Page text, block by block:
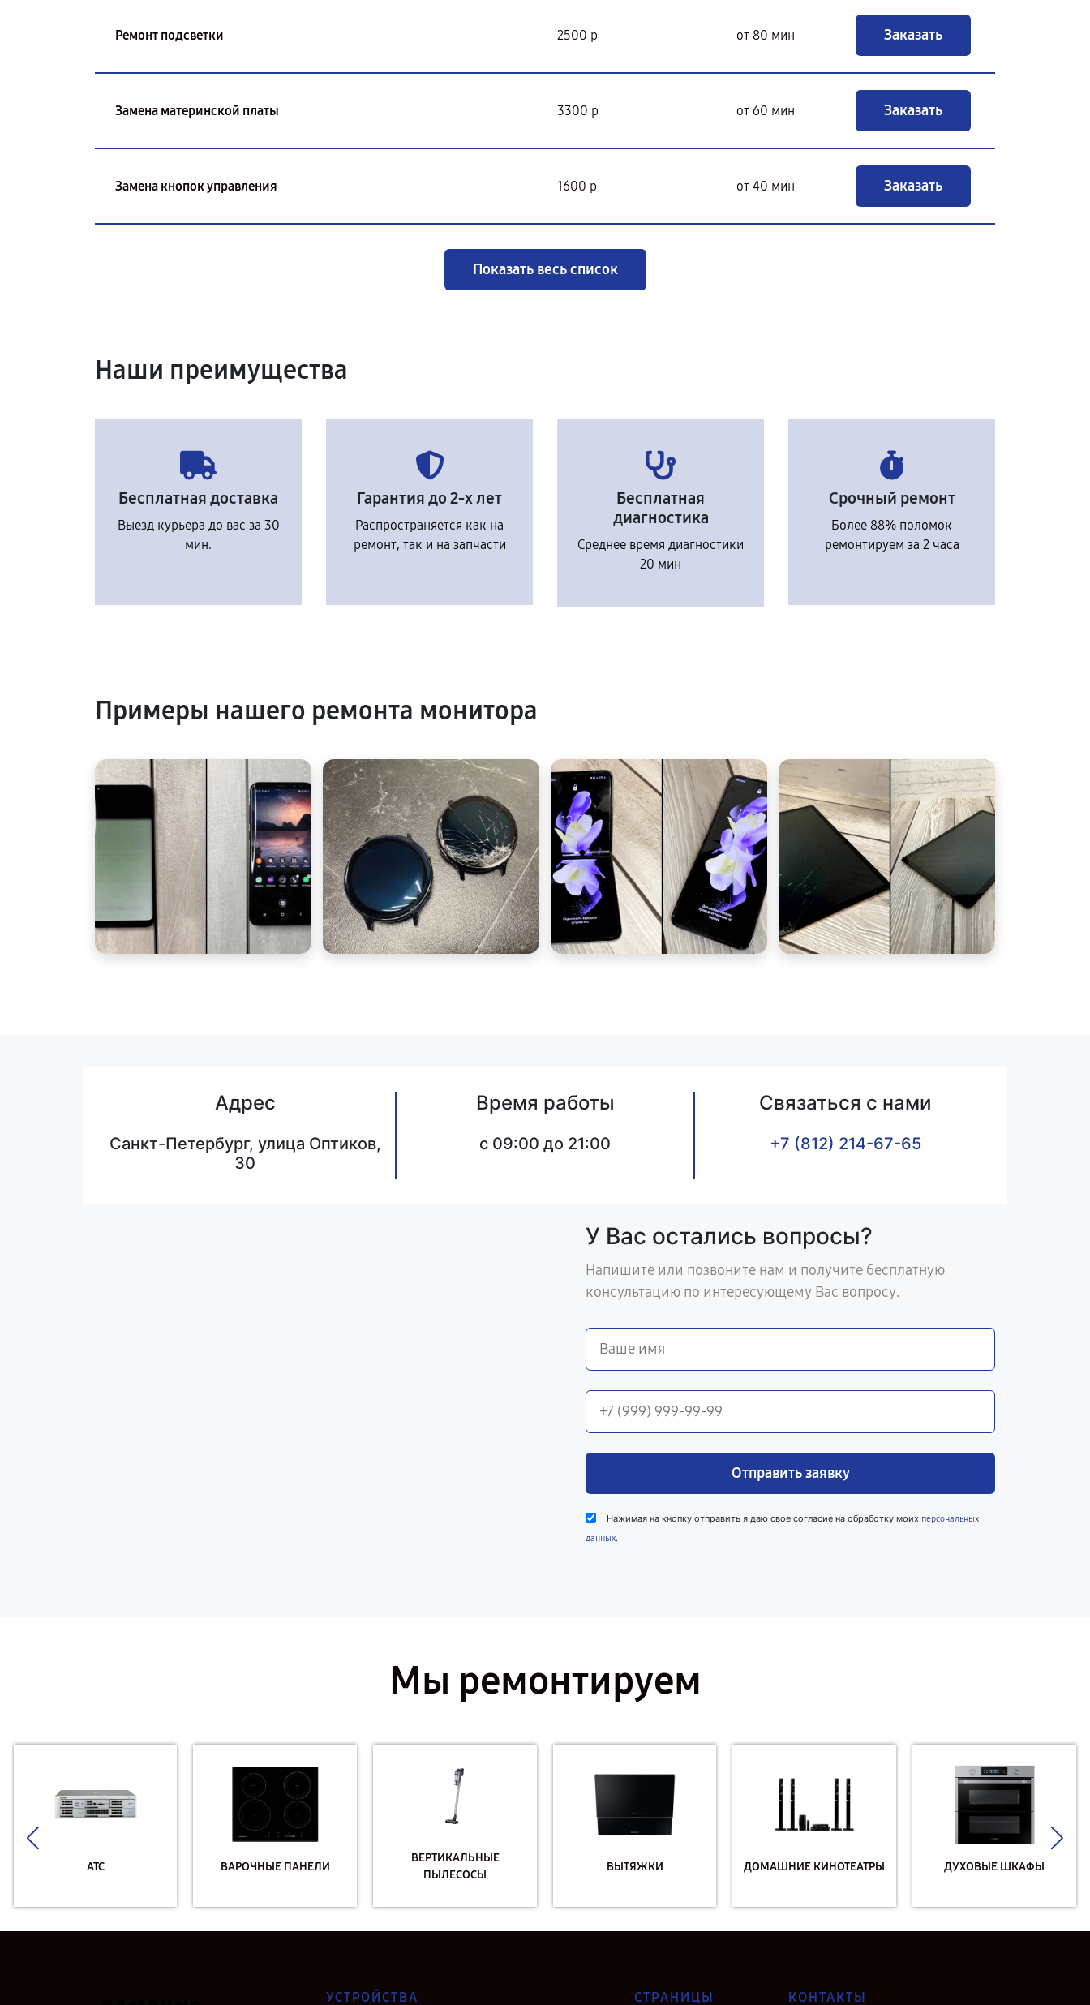
Ремонт подсветки 2500 р от 80 мин Заказать
Замена материнской платы 3300 р от 60 мин Заказать
Замена кнопок управления 1600 р от 40 мин Заказать
Показать весь список
Наши преимущества
Бесплатная доставка
Выезд курьера до вас за 30
мин.
Гарантия до 2-х лет
Распространяется как на
ремонт, так и на запчасти
Бесплатная
диагностика
Среднее время диагностики
20 мин
Срочный ремонт
Более 88% поломок
ремонтируем за 2 часа
Примеры нашего ремонта монитора
Адрес
Санкт-Петербург, улица Оптиков,
30
Время работы
c 09:00 до 21:00
Связаться с нами
+7 (812) 214-67-65
У Вас остались вопросы?
Напишите или позвоните нам и получите бесплатную
консультацию по интересующему Вас вопросу.
Отправить заявку
Нажимая на кнопку отправить я даю свое согласие на обработку моих персональных
данных.
Мы ремонтируем
АТС ВАРОЧНЫЕ ПАНЕЛИ
ВЕРТИКАЛЬНЫЕ
ПЫЛЕСОСЫ
ВЫТЯЖКИ ДОМАШНИЕ КИНОТЕАТРЫ ДУХОВЫЕ ШКАФЫ
УСТРОЙСТВА СТРАНИЦЫ КОНТАКТЫ